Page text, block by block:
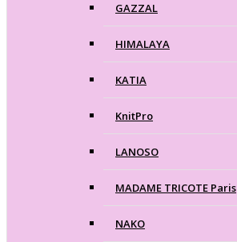
GAZZAL
HIMALAYA
KATIA
KnitPro
LANOSO
MADAME TRICOTE Paris
NAKO